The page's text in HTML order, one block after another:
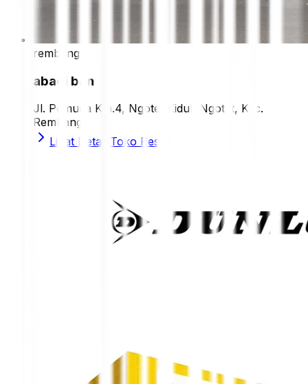
rembang
abadi ban
Jl. Pemuda Km.4, Ngotet Kidul, Ngotet, Kec.
Rembang
Lihat Detail Toko Resmi